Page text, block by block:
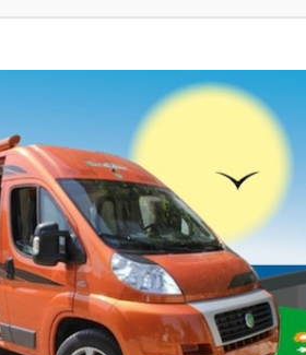
conseils et d'entraide des utilisateurs de